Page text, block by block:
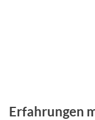
Erfahrungen